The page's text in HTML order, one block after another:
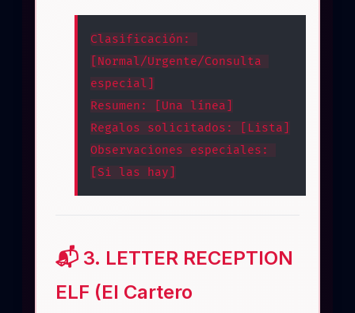
Clasificación:
[Normal/Urgente/Consulta
especial]
Resumen: [Una línea]
Regalos solicitados: [Lista]
Observaciones especiales:
[Si las hay]
📬 3. LETTER RECEPTION
ELF (El Cartero